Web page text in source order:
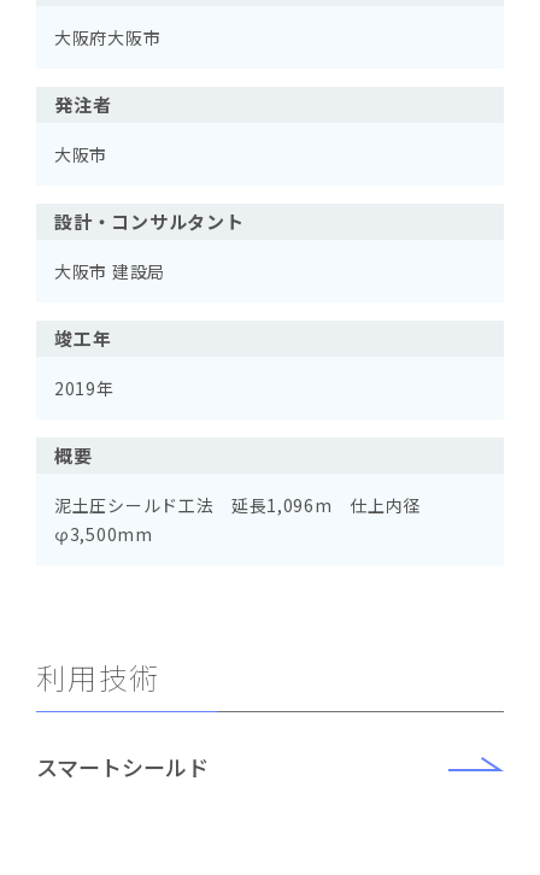
大阪府大阪市
発注者
大阪市
設計・コンサルタント
大阪市 建設局
竣工年
2019年
概要
泥土圧シールド工法 延長1,096m 仕上内径
φ3,500mm
利用技術
スマートシールド